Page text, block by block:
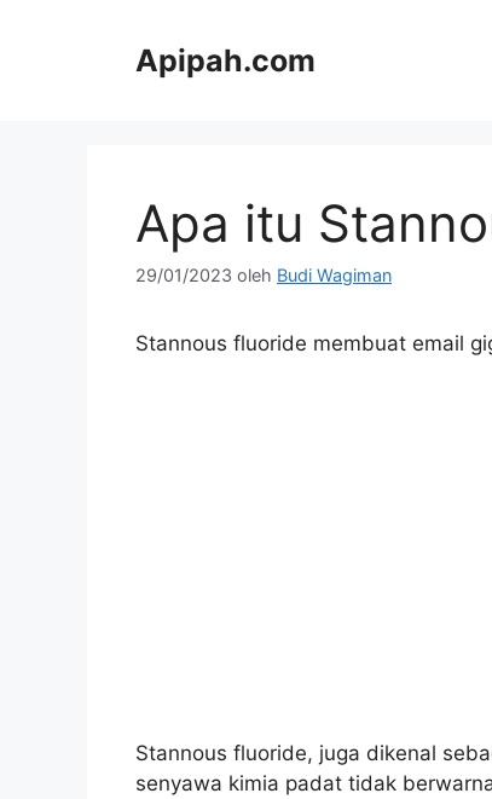
Apipah.com
Apa itu
29/01/2023 oleh Budi Wagiman
Stannous fluoride membuat email
Stannous fluoride, juga dikenal
senyawa kimia padat tidak